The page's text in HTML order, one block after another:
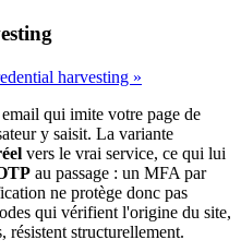
harvesting »
qui imite votre page de
y saisit. La variante
vers le vrai service, ce qui lui
au passage : un MFA par
ne protège donc pas
qui vérifient l'origine du site,
résistent structurellement.